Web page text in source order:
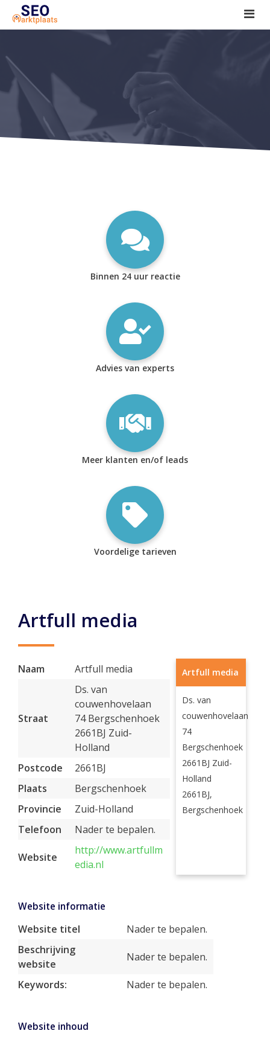
SEO tools reviews
Marketeer bij jou in de buurt?
Offerte
1. Seo voor beginners +
2. Onderzoeken +
Binnen 24 uur reactie
Advies van experts
Meer klanten en/of leads
Voordelige tarieven
Artfull media
Naam Artfull media
Straat
Ds. van
couwenhovelaan
74 Bergschenhoek
2661BJ Zuid-
Holland
Postcode
2661BJ
Plaats
Bergschenhoek
Provincie
Zuid-Holland
Telefoon
Nader te bepalen.
Website
http://www.artfullm
edia.nl
Artfull media
Ds. van
couwenhovelaan
74
Bergschenhoek
2661BJ Zuid-
Holland
2661BJ,
Bergschenhoek
Website informatie
Website titel
Nader te bepalen.
Beschrijving
website
Nader te bepalen.
Keywords: Nader te bepalen.
Website inhoud